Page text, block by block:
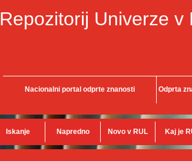
Repozitorij Univerze v
Nacionalni portal odprte znanosti Odprta
Iskanje Napredno Novo v RUL Kaj je